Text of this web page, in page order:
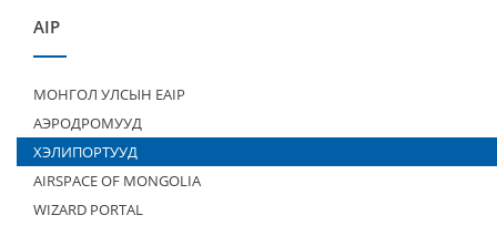
AIP
МОНГОЛ УЛСЫН EAIP
АЭРОДРОМУУД
ХЭЛИПОРТУУД
AIRSPACE OF MONGOLIA
WIZARD PORTAL